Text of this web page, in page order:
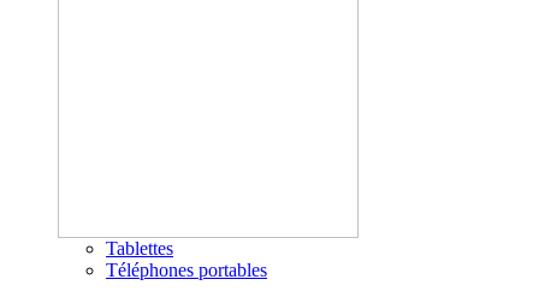
Tablettes
Téléphones portables